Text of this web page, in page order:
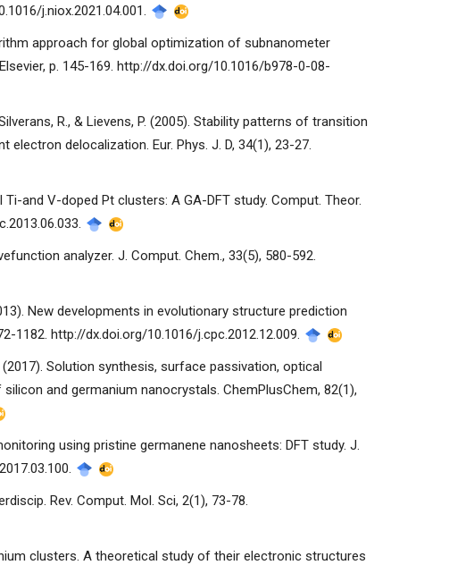
j.niox.2021.04.001.
approach for global optimization of subnanometer
p. 145-169. http://dx.doi.org/10.1016/b978-0-08-
R., & Lievens, P. (2005). Stability patterns of transition
delocalization. Eur. Phys. J. D, 34(1), 23-27.
and V-doped Pt clusters: A GA-DFT study. Comput. Theor.
analyzer. J. Comput. Chem., 33(5), 580-592.
New developments in evolutionary structure prediction
1182. http://dx.doi.org/10.1016/j.cpc.2012.12.009.
(2017). Solution synthesis, surface passivation, optical
and germanium nanocrystals. ChemPlusChem, 82(1),
using pristine germanene nanosheets: DFT study. J.
Rev. Comput. Mol. Sci, 2(1), 73-78.
clusters. A theoretical study of their electronic structures